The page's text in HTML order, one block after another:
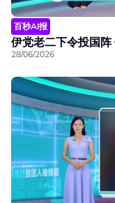
百秒AI报
伊党老二下令投国
28/06/2026